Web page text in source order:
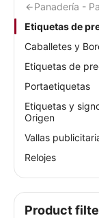
Panadería -
Etiquetas de
Caballetes y
Etiquetas de
Portaetiquetas
Etiquetas y
Origen
Vallas
Relojes
Product